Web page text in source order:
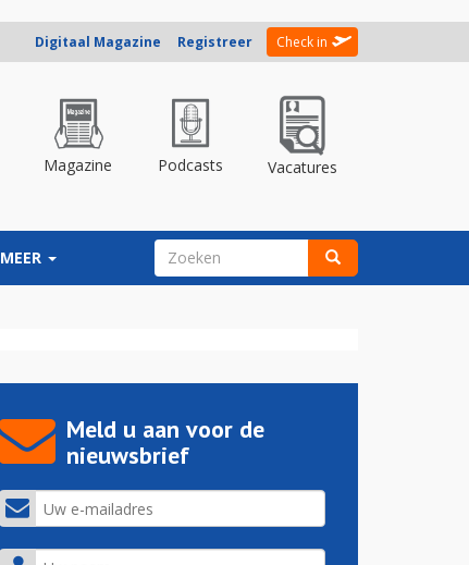
Digitaal Magazine Registreer Check in
Magazine Podcasts Vacatures
MEER ZOEKVELD
Meld u aan voor de
nieuwsbrief